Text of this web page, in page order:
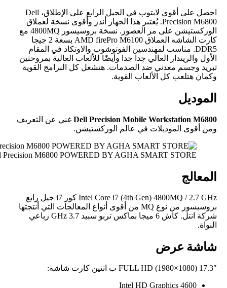
احصل على أقوى لابتوب في الجيل الرابع على الإطلاق، Dell
Precision M6800. يُعتبر هذا الجهاز أندر وأقوى نسخة لعملاق
الوركستيشن على مر العصور. نسخة بروسيسور 4800MQ مع
كارت الشاشه العملاق AMD firePro M6100 بسعة 2 جيجا
DDR5. مناسب لمهندسين الفوتوشوب والاوتكاد في المقام
الأول والريندار العالي جدا جدا وأيضًا للألعاب العالية بمروحتين
تبريد وجسم معدني ضد الصدمات. هتشغل كل البرامج القوية
وكمان هتلعب كل الألعاب القوية.
الموديل
Dell Precision Mobile Workstation M6800 غني عن التعريف
ومن أقوى الموديلات في عالم الوركستيشن.
Precision M6800 POWERED BY AGHA SMART STORE
المعالج
Intel Core i7 (4th Gen) 4800MQ / 2.7 GHz كور i7 جيل رابع
بروسيسور من نوع MQ من أقوى أنواع المعالجات التي أنتجتها
شركة انتل. كاش 6 ميجا بماكس تربو سبيد 3.7 GHz رباعي
النواة.
شاشة عرض
17.3″ FULL HD (1980×1080) ب اتنين كارت شاشة:
Intel HD Graphics 4600